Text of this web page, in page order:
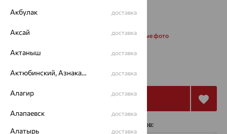
Запросить дополнительные фото
26 720₽ 74 223 ₽
Купить
с помощью сервисов:
Акбулак доставка
Аксай доставка
Актаныш доставка
Актюбинский, Азнакаевский район доставка
Алагир доставка
Алапаевск доставка
Алатырь доставка